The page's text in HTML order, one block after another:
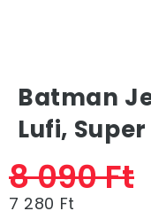
Batman
Lufi,
8 090 Ft
7 280 Ft